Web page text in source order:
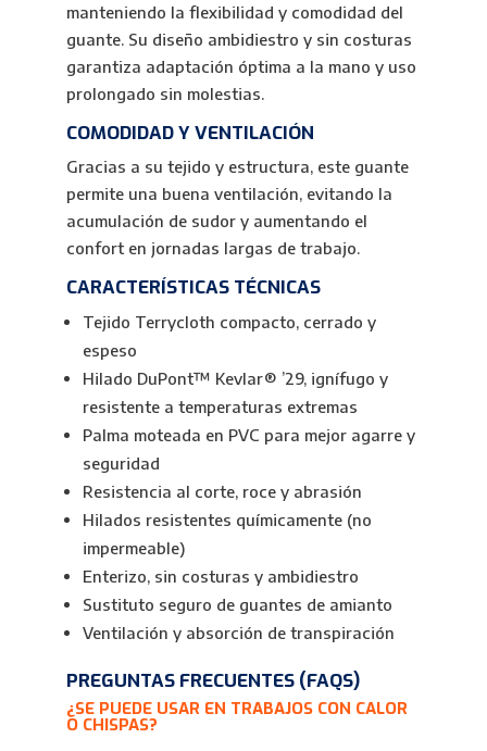
manteniendo la flexibilidad y comodidad del
guante. Su diseño ambidiestro y sin costuras
garantiza adaptación óptima a la mano y uso
prolongado sin molestias.
COMODIDAD Y VENTILACIÓN
Gracias a su tejido y estructura, este guante
permite una buena ventilación, evitando la
acumulación de sudor y aumentando el
confort en jornadas largas de trabajo.
CARACTERÍSTICAS TÉCNICAS
Tejido Terrycloth compacto, cerrado y
espeso
Hilado DuPont™ Kevlar® ’29, ignífugo y
resistente a temperaturas extremas
Palma moteada en PVC para mejor agarre y
seguridad
Resistencia al corte, roce y abrasión
Hilados resistentes químicamente (no
impermeable)
Enterizo, sin costuras y ambidiestro
Sustituto seguro de guantes de amianto
Ventilación y absorción de transpiración
PREGUNTAS FRECUENTES (FAQS)
¿SE PUEDE USAR EN TRABAJOS CON CALOR
O CHISPAS?